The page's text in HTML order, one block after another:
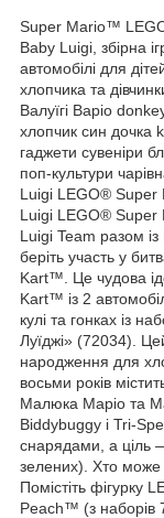
Super Mario™
Baby Luigi, збірна
автомобілі для
хлопчика та
Валуїгі Варіо
хлопчик син дочка
гаджети сувеніри
поп-культури
Luigi LEGO®
Luigi LEGO®
Luigi Team разом із
беріть участь у
Kart™. Це чудова
Kart™ із 2
кулі та гонках із
Луїджі» (72034).
народження для
восьми років
Малюка Маріо та
Biddybuggy і Tri-
снарядами, а ціль
зелених). Хто може
Помістіть
Peach™ (з наборів